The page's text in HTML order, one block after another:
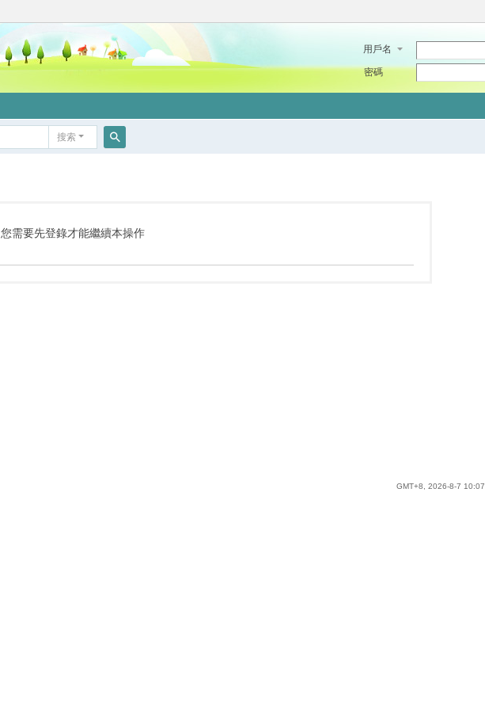
用戶名
密碼
搜索
您需要先登錄才能繼續本操作
GMT+8, 2026-8-7 10:07